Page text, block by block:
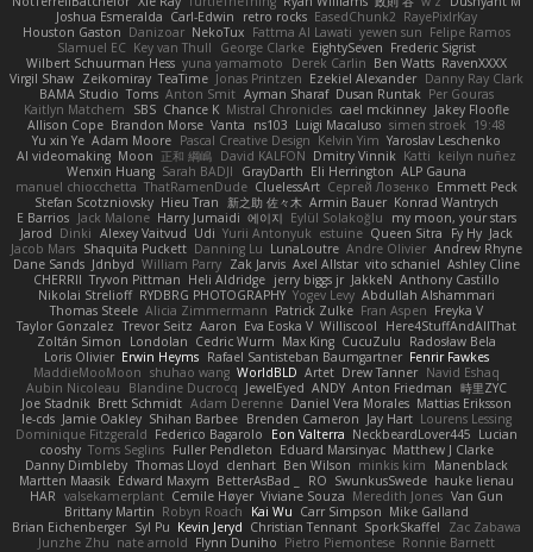
Joshua Esmeralda Carl-Edwin retro rocks EasedChunk2 RayePixlrKay
Houston Gaston Danizoar NekoTux Fattma Al Lawati yewen sun Felipe Ramos
Slamuel EC Key van Thull George Clarke EightySeven Frederic Sigrist
Wilbert Schuurman Hess yuna yamamoto Derek Carlin Ben Watts RavenXXXX
Virgil Shaw Zeikomiray TeaTime Jonas Printzen Ezekiel Alexander Danny Ray Clark
BAMA Studio Toms Anton Smit Ayman Sharaf Dusan Runtak Per Gouras
Kaitlyn Matchem
SBS Chance K Mistral Chronicles cael mckinney Jakey Floofle
Allison Cope Brandon Morse Vanta ns103 Luigi Macaluso simen stroek 19:48
Yu xin Ye Adam Moore Pascal Creative Design Kelvin Yim Yaroslav Leschenko
AI videomaking Moon 正和 綱嶋 David KALFON Dmitry Vinnik Katti keilyn nuñez
Wenxin Huang Sarah BADJI GrayDarth Eli Herrington ALP Gauna
manuel chiocchetta ThatRamenDude CluelessArt Cергей Лозенко Emmett Peck
Stefan Scotzniovsky Hieu Tran 新之助 佐々木 Armin Bauer Konrad Wantrych
E Barrios Jack Malone Harry Jumaidi 에이지 Eylül Solakoğlu
my moon, your stars
Jarod Dinki Alexey Vaitvud Udi Yurii Antonyuk estuine Queen Sitra Fy Hy Jack
Jacob Mars Shaquita Puckett Danning Lu LunaLoutre Andre Olivier Andrew Rhyne
Dane Sands Jdnbyd William Parry Zak Jarvis Axel Allstar vito schaniel Ashley Cline
CHERRII Tryvon Pittman Heli Aldridge jerry biggs jr JakkeN Anthony Castillo
Nikolai Strelioff RYDBRG PHOTOGRAPHY Yogev Levy Abdullah Alshammari
Thomas Steele Alicia Zimmermann Patrick Zulke Fran Aspen Freyka V
Taylor Gonzalez Trevor Seitz Aaron Eva Eoska V Williscool
Here4StuffAndAllThat
Zoltán Simon
Londolan Cedric Wurm Max King CucuZulu
Radosław Bela
Loris Olivier Erwin Heyms Rafael Santisteban Baumgartner Fenrir Fawkes
MaddieMooMoon shuhao wang WorldBLD Artet Drew Tanner Navid Eshaq
Aubin Nicoleau
Blandine Ducrocq JewelEyed ANDY Anton Friedman 時里ZYC
Joe Stadnik Brett Schmidt Adam Derenne Daniel Vera Morales Mattias Eriksson
le-cds Jamie Oakley Shihan Barbee Brenden Cameron Jay Hart Lourens Lessing
Dominique Fitzgerald Federico Bagarolo Eon Valterra NeckbeardLover445 Lucian
cooshy Toms Seglins Fuller Pendleton Eduard Marsinyac Matthew J Clarke
Danny Dimbleby Thomas Lloyd clenhart Ben Wilson minkis kim
Manenblack
Martten Maasik Edward Maxym BetterAsBad _ RO SwunkusSwede hauke lienau
HAR valsekamerplant Cemile Høyer Viviane Souza Meredith Jones Van Gun
Brittany Martin Robyn Roach Kai Wu Carr Simpson Mike Galland
Brian Eichenberger Syl Pu Kevin Jeryd Christian Tennant SporkSkaffel
Zac Zabawa
Junzhe Zhu nate arnold Flynn Duniho Pietro Piemontese Ronnie Barnett